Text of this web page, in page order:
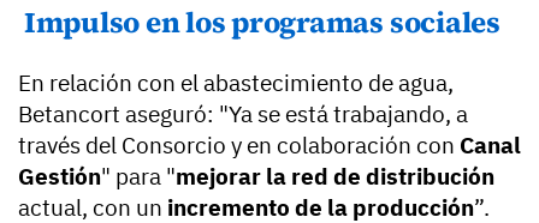
Impulso en los programas sociales
En relación con el abastecimiento de agua,
Betancort aseguró: "Ya se está trabajando, a
través del Consorcio y en colaboración con Canal
Gestión" para "mejorar la red de distribución
actual, con un incremento de la producción”.